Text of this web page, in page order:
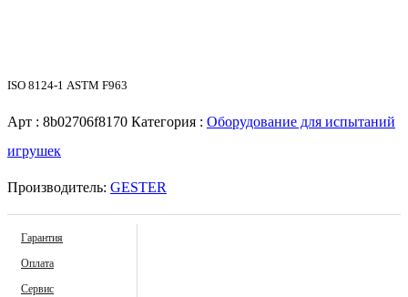
ISО 8124-1 АSТМ F963
Арт : 8b02706f8170 Категория : Оборудование для испытаний
игрушек
Производитель: GESTER
Гарантия
Оплата
Сервис